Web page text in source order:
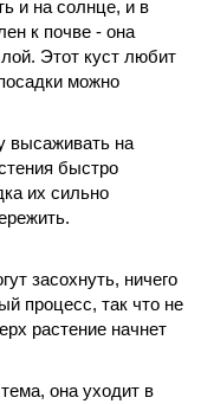
и на солнце, и в
к почве - она
Этот куст любит
можно
высаживать на
быстро
их сильно
засохнуть, ничего
процесс, так что не
растение начнет
она уходит в